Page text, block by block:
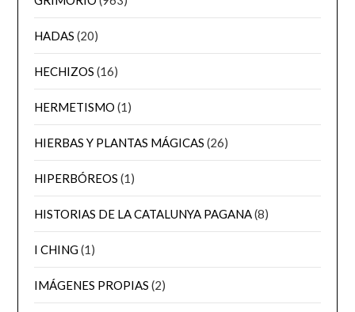
HADAS (20)
HECHIZOS (16)
HERMETISMO (1)
HIERBAS Y PLANTAS MÁGICAS (26)
HIPERBÓREOS (1)
HISTORIAS DE LA CATALUNYA PAGANA(8)
I CHING(1)
IMÁGENES PROPIAS (2)